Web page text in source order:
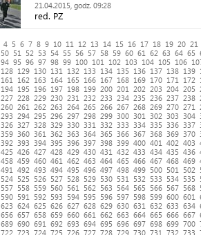
21.04.2015, godz. 09:28
red. PZ
4 5 6 7 8 9 10 11 12 13 14 15 16 17 18 19 20 21
50 51 52 53 54 55 56 57 58 59 60 61 62 63 64 65
94 95 96 97 98 99 100 101 102 103 104 105 106
128 129 130 131 132 133 134 135 136 137 138 139
161 162 163 164 165 166 167 168 169 170 171 172
194 195 196 197 198 199 200 201 202 203 204 205
227 228 229 230 231 232 233 234 235 236 237 238
260 261 262 263 264 265 266 267 268 269 270 271
293 294 295 296 297 298 299 300 301 302 303 304
326 327 328 329 330 331 332 333 334 335 336 337
359 360 361 362 363 364 365 366 367 368 369 370
392 393 394 395 396 397 398 399 400 401 402 403
425 426 427 428 429 430 431 432 433 434 435 436
458 459 460 461 462 463 464 465 466 467 468 469
491 492 493 494 495 496 497 498 499 500 501 502
524 525 526 527 528 529 530 531 532 533 534 535
557 558 559 560 561 562 563 564 565 566 567 568
590 591 592 593 594 595 596 597 598 599 600 601
623 624 625 626 627 628 629 630 631 632 633 634
656 657 658 659 660 661 662 663 664 665 666 667
689 690 691 692 693 694 695 696 697 698 699 700
722 723 724 725 726 727 728 729 730 731 732 733